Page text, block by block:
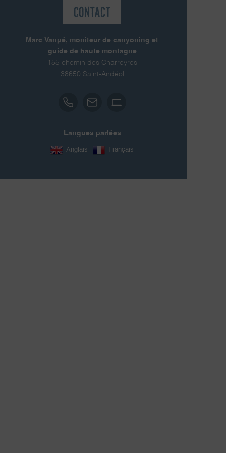
Contact
Marc Vanpé, moniteur de canyoning et
guide de haute montagne
155 chemin des Charreyres
38650 Saint-Andéol
Langues parlées
Anglais Français